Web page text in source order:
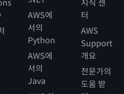
AWS에
서의
Python
AWS에
서의
Java
터
AWS
Support
개요
전문가의
도움 받